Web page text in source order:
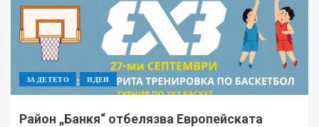
ЗА ДЕТЕТО ИДЕИ
Район „Банкя“ отбелязва Европейската